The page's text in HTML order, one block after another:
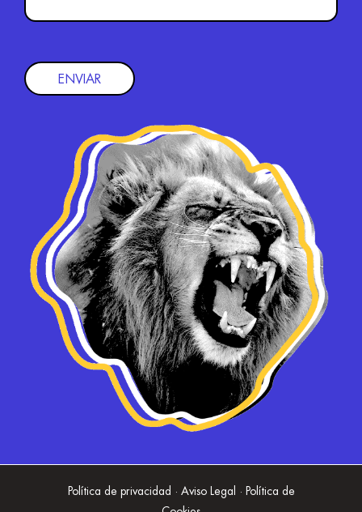
ENVIAR
Política de privacidad · Aviso Legal · Política de